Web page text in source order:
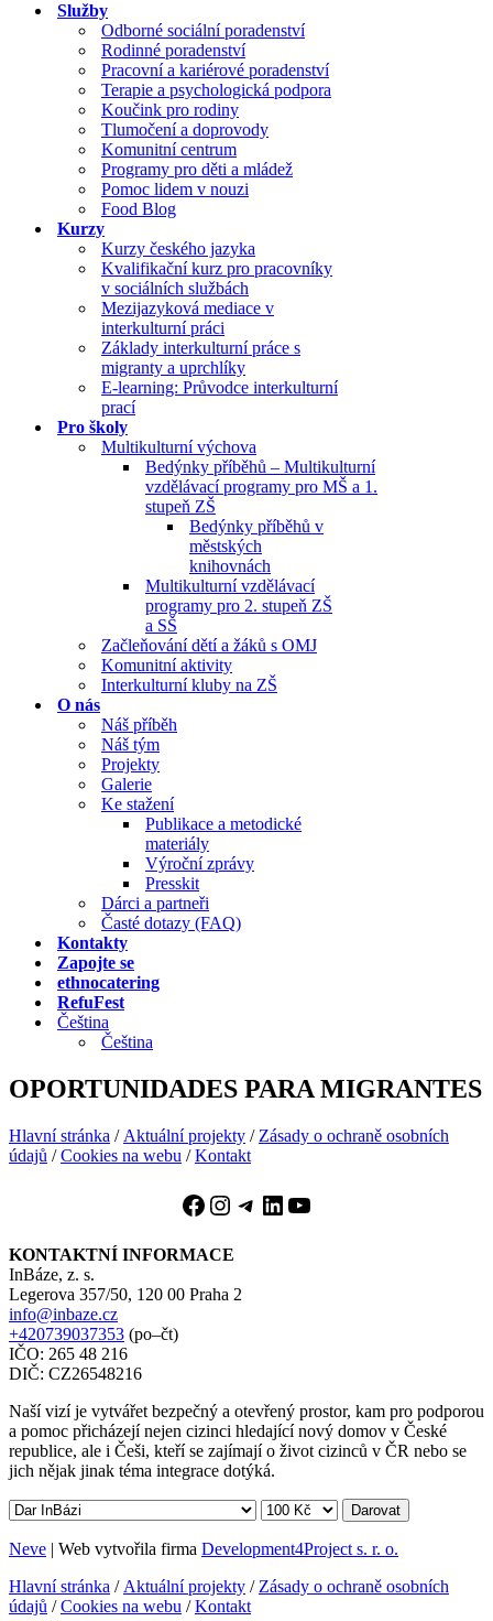
Služby
Odborné sociální poradenství
Rodinné poradenství
Pracovní a kariérové poradenství
Terapie a psychologická podpora
Koučink pro rodiny
Tlumočení a doprovody
Komunitní centrum
Programy pro děti a mládež
Pomoc lidem v nouzi
Food Blog
Kurzy
Kurzy českého jazyka
Kvalifikační kurz pro pracovníky
v sociálních službách
Mezijazyková mediace v
interkulturní práci
Základy interkulturní práce s
migranty a uprchlíky
E-learning: Průvodce interkulturní
prací
Pro školy
Multikulturní výchova
Bedýnky příběhů – Multikulturní
vzdělávací programy pro MŠ a 1.
stupeň ZŠ
Bedýnky příběhů v
městských
knihovnách
Multikulturní vzdělávací
programy pro 2. stupeň ZŠ
a SŠ
Začleňování dětí a žáků s OMJ
Komunitní aktivity
Interkulturní kluby na ZŠ
O nás
Náš příběh
Náš tým
Projekty
Galerie
Ke stažení
Publikace a metodické
materiály
Výroční zprávy
Presskit
Dárci a partneři
Časté dotazy (FAQ)
Kontakty
Zapojte se
ethnocatering
RefuFest
Čeština
Čeština
OPORTUNIDADES PARA MIGRANTES
Hlavní stránka / Aktuální projekty / Zásady o ochraně osobních
údajů /Cookies na webu /Kontakt
Facebook
Instagram
Telegram
LinkedIn
YouTube
KONTAKTNÍ INFORMACE
InBáze, z. s.
Legerova 357/50, 120 00 Praha 2
info@inbaze.cz
+420739037353 (po–čt)
IČO: 265 48 216
DIČ: CZ26548216
Naší vizí je vytvářet bezpečný a otevřený prostor, kam pro podporou
a pomoc přicházejí nejen cizinci hledající nový domov v České
republice, ale i Češi, kteří se zajímají o život cizinců v ČR nebo se
jich nějak jinak téma integrace dotýká.
Darovat
Neve | Web vytvořila firma Development4Project s. r. o.
Hlavní stránka / Aktuální projekty / Zásady o ochraně osobních
údajů /Cookies na webu /Kontakt